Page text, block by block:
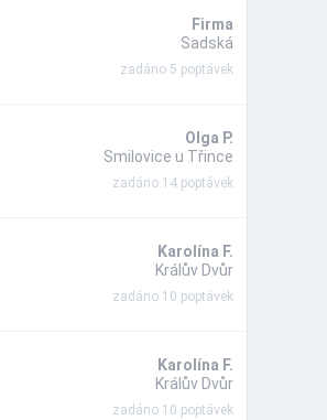
Firma
Sadská
zadáno 5 poptávek
Olga P.
Smilovice u Třince
zadáno 14 poptávek
Karolína F.
Králův Dvůr
zadáno 10 poptávek
Karolína F.
Králův Dvůr
zadáno 10 poptávek